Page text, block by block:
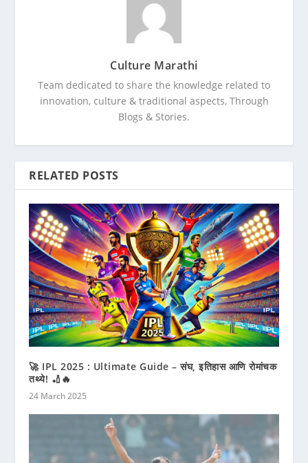
Culture Marathi
Team dedicated to share the knowledge related to
innovation, culture & traditional aspects, Through
Blogs & Stories.
RELATED POSTS
🚀 IPL 2025 : Ultimate Guide – संघ, इतिहास आणि रोमांचक
तथ्ये! 🏏🔥
24 March 2025